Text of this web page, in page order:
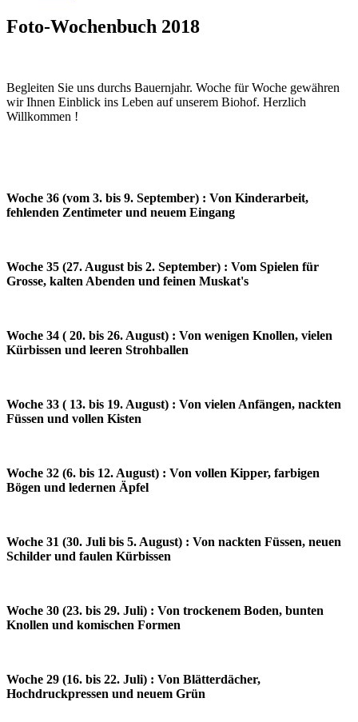
Foto-Wochenbuch 2018
Begleiten Sie uns durchs Bauernjahr. Woche für Woche gewähren
wir Ihnen Einblick ins Leben auf unserem Biohof. Herzlich
Willkommen !
Woche 36 (vom 3. bis 9. September) : Von Kinderarbeit,
fehlenden Zentimeter und neuem Eingang
Woche 35 (27. August bis 2. September) : Vom Spielen für
Grosse, kalten Abenden und feinen Muskat's
Woche 34 ( 20. bis 26. August) : Von wenigen Knollen, vielen
Kürbissen und leeren Strohballen
Woche 33 ( 13. bis 19. August) : Von vielen Anfängen, nackten
Füssen und vollen Kisten
Woche 32 (6. bis 12. August) : Von vollen Kipper, farbigen
Bögen und ledernen Äpfel
Woche 31 (30. Juli bis 5. August) : Von nackten Füssen, neuen
Schilder und faulen Kürbissen
Woche 30 (23. bis 29. Juli) : Von trockenem Boden, bunten
Knollen und komischen Formen
Woche 29 (16. bis 22. Juli) : Von Blätterdächer,
Hochdruckpressen und neuem Grün